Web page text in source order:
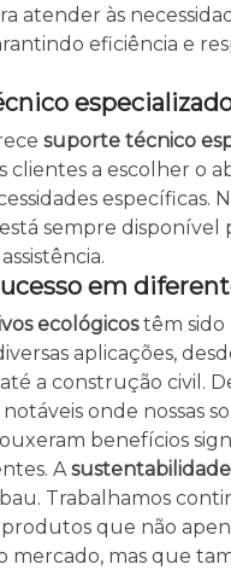
atender às
eficiência e
suporte técnico
clientes a escolher o
específicas.
sempre disponível
em
ecológicostêm sido
aplicações,
a construção civil.
onde nossas
benefícios
Asustentabilidade
Trabalhamos
que não
mercado, mas que